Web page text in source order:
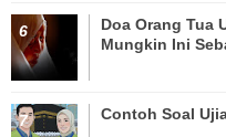
Doa Orang Tua
Mungkin Ini
Contoh Soal